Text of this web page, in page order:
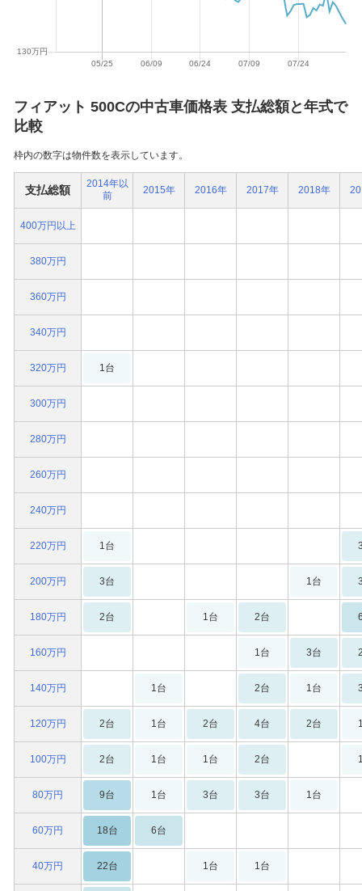
フィアット 500Cの中古車価格表 支払総額と年式で
比較
枠内の数字は物件数を表示しています。
支払総額
400万円以上
380万円
360万円
340万円
320万円
300万円
280万円
260万円
240万円
220万円
200万円
180万円
160万円
140万円
120万円
100万円
80万円
60万円
40万円
2014年以
前
2015年 2016年 2017年 2018年
1台
1台
3台 1台
2台 1台 2台
1台 3台
1台 2台 1台
2台 1台 2台 4台 2台
2台 1台 1台 2台
9台 1台 3台 3台 1台
18台 6台
22台 1台 1台